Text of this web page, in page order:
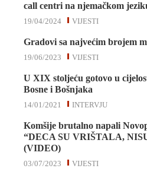
call centri na njemačkom
VIJESTI
19/04/2024
Gradovi sa najvećim brojem
VIJESTI
19/06/2023
U XIX stoljeću gotovo u
Bosne i Bošnjaka
INTERVJU
14/01/2021
Komšije brutalno napali
“DECA SU VRIŠTALA,
(VIDEO)
VIJESTI
03/07/2023